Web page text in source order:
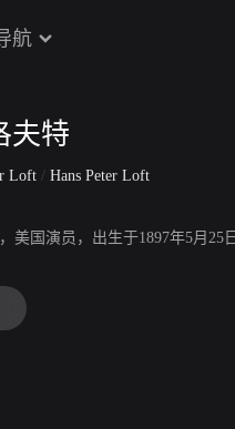
航
夫特
Loft / Hans Peter Loft
美国演员，出生于1897年5月